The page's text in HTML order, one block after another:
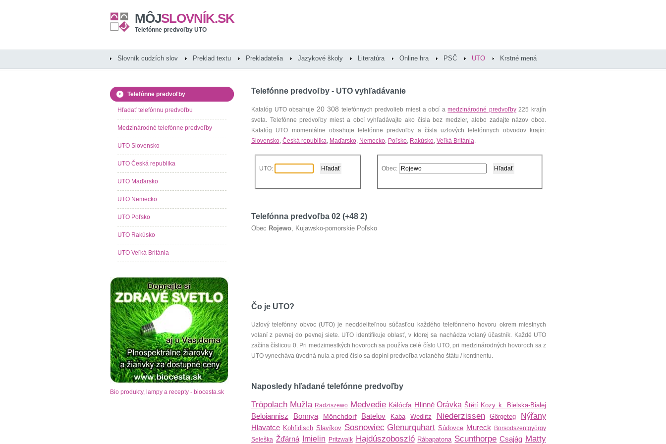
MÔJSLOVNÍK.SK
Telefónne predvoľby UTO
Slovník cudzích slov Preklad textu Prekladatelia Jazykové školy Literatúra Online hra PSČ UTO Krstné mená
Telefónne predvoľby - UTO vyhľadávanie
Katalóg UTO obsahuje 20 308 telefónnych predvolieb miest a obcí amedzinárodné predvoľby225 krajín
sveta. Telefónne predvoľby miest a obcí vyhľadávajte ako čísla bez medzier, alebo zadajte názov obce.
Katalóg UTO momentálne obsahuje telefónne predvoľby a čísla uzlových telefónnych obvodov krajín:
Slovensko, Česká republika, Maďarsko, Nemecko, Poľsko, Rakúsko, Veľká Británia.
UTO: Obec:
Telefónna predvoľba 02 (+48 2)
Obec Rojewo, Kujawsko-pomorskie Poľsko
Čo je UTO?
Uzlový telefónny obvoc (UTO) je neoddeliteľnou súčasťou každého telefónneho hovoru okrem miestnych
volaní z pevnej do pevnej siete. UTO identifikuje oblasť, v ktorej sa nachádza volaný účastník. Každé UTO
začína číslicou 0. Pri medzimestkých hovoroch sa používa celé číslo UTO, pri medzinárodných hovoroch sa z
UTO vynecháva úvodná nula a pred číslo sa doplní predvoľba volaného štátu / kontinentu.
Naposledy hľadané telefónne predvoľby
Tröpolach Mužla Radziszewo Medvedie Kálócfa Hlinné Orávka Štětí Kozy k. Bielska-Białej
Beloiannisz Bonnya Mönchdorf Batelov Kaba Wedlitz Niederzissen Görgeteg
Nýřany
Hlavatce Kohfidisch Slavíkov Sosnowiec Glenurquhart Súdovce Mureck
Borsodszentgyörgy
Seleška Žďárná Imielin Pritzwalk Hajdúszoboszló Rábapatona Scunthorpe Csajág Matty
Telefónne predvoľby
Hľadať telefónnu predvoľbu
Medzinárodné telefónne predvoľby
UTO Slovensko
UTO Česká republika
UTO Maďarsko
UTO Nemecko
UTO Poľsko
UTO Rakúsko
UTO Veľká Británia
Bio produkty, lampy a recepty - biocesta.sk